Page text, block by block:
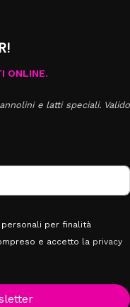
ONLINE.
e latti speciali. Valido
per finalità
e accetto la privacy